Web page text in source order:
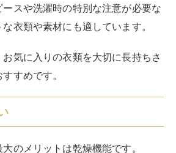
、アイロンがけの手間を省けるメ
きな洗濯物も、わざわざコインラン
洗濯から乾燥までを自宅で済ませ
こまめに洗いたい家庭には大きなメ
機での乾燥については、こちらの